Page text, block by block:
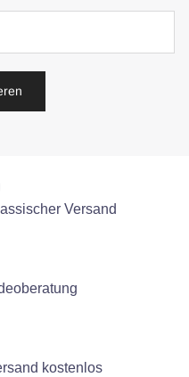
Versand
kostenlos